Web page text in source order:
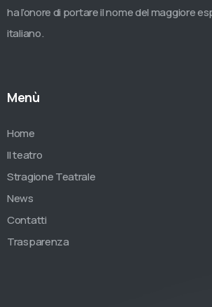
ha l’onore di portare il nome del maggiore
italiano.
Menù
Home
Il teatro
Stragione Teatrale
News
Contatti
Trasparenza